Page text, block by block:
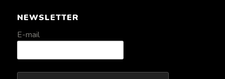
NEWSLETTER
E-mail